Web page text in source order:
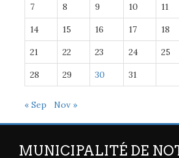
7 8 9 10 11
14 15 16 17 18
21 22 23 24 25
28 29 30 31
« Sep Nov »
MUNICIPALITÉ DE